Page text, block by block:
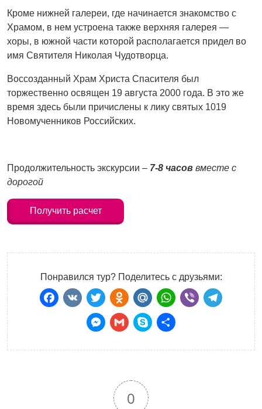
Кроме нижней галереи, где начинается знакомство с
Храмом, в нем устроена также верхняя галерея —
хоры, в южной части которой располагается придел во
имя Святителя Николая Чудотворца.
Воссозданный Храм Христа Спасителя был
торжественно освящен 19 августа 2000 года. В это же
время здесь были причислены к лику святых 1019
Новомученников Российских.
Продолжительность экскурсии – 7-8 часов вместе с
дорогой
Получить расчет
Понравился тур? Поделитесь с друзьями:
Facebook
VKTwitter
Odnoklassniki
Mail.Ru
WhatsApp
Отправить
0